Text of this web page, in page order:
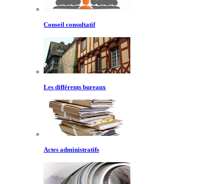
Conseil consultatif
Les différents bureaux
Actes administratifs